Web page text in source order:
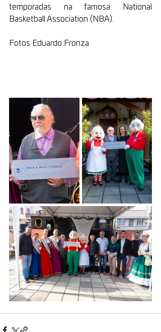
temporadas na famosa National
Basketball Association (NBA).
Fotos Eduardo Fronza